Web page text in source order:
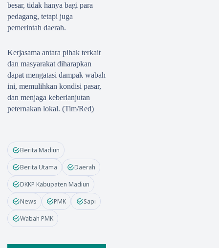
besar, tidak hanya bagi para
pedagang, tetapi juga
pemerintah daerah.
Kerjasama antara pihak terkait
dan masyarakat diharapkan
dapat mengatasi dampak wabah
ini, memulihkan kondisi pasar,
dan menjaga keberlanjutan
peternakan lokal. (Tim/Red)
Berita Madiun
Berita Utama Daerah
DKKP Kabupaten Madiun
News PMK Sapi
Wabah PMK